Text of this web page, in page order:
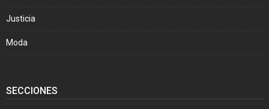
Justicia
Moda
SECCIONES